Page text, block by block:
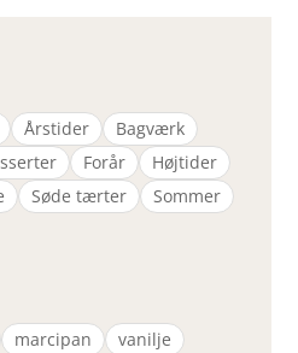
Årstider
Bagværk
Forår
Højtider
Søde tærter
Sommer
marcipan vanilje